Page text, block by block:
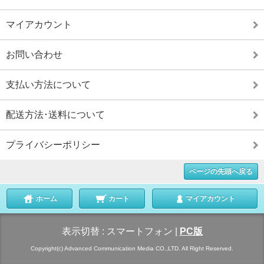
マイアカウント
お問い合わせ
支払い方法について
配送方法･送料について
プライバシーポリシー
ページの先頭へ戻る
ホーム カート マイアカウント
表示切替 : スマートフォン PC版
Copyright(c) Advanced Communication Media CO.,LTD. All Right Reserved.